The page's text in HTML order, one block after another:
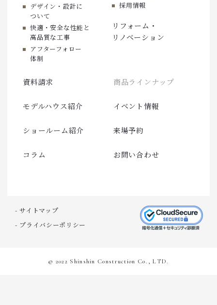
デザイン・設計に
ついて
快適・安全な性能と
高品質な工事
アフターフォロー
体制
採用情報
リフォーム・
リノベーション
資料請求 商品ラインナップ
モデルハウス紹介 イベント情報
ショールーム紹介 来場予約
コラム お問い合わせ
- サイトマップ
- プライバシーポリシー
© 2022 Shinshin Construction Co., LTD.